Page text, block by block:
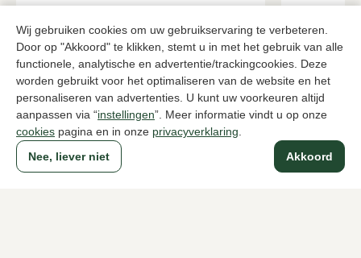
Wij gebruiken cookies om uw gebruikservaring te verbeteren.
Door op "Akkoord" te klikken, stemt u in met het gebruik van alle
functionele, analytische en advertentie/trackingcookies. Deze
worden gebruikt voor het optimaliseren van de website en het
personaliseren van advertenties. U kunt uw voorkeuren altijd
aanpassen via “instellingen”. Meer informatie vindt u op onze
cookies pagina en in onze privacyverklaring
Akkoord
Nee, liever niet
789,95 329,95
Naar alle producten
Sinds 1983 een begrip in Den Haag